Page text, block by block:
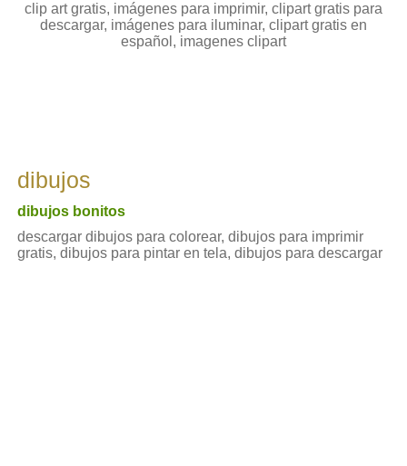
clip art gratis, imágenes para imprimir, clipart gratis para
descargar, imágenes para iluminar, clipart gratis en
español, imagenes clipart
dibujos
dibujos bonitos
descargar dibujos para colorear, dibujos para imprimir
gratis, dibujos para pintar en tela, dibujos para descargar